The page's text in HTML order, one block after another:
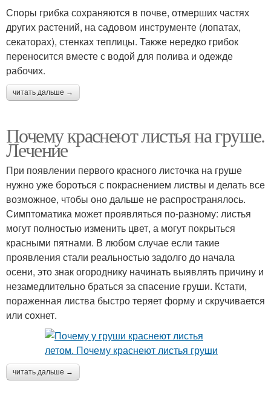
Споры грибка сохраняются в почве, отмерших частях
других растений, на садовом инструменте (лопатах,
секаторах), стенках теплицы. Также нередко грибок
переносится вместе с водой для полива и одежде
рабочих.
читать дальше →
Почему краснеют листья на груше.
Лечение
При появлении первого красного листочка на груше
нужно уже бороться с покраснением листвы и делать все
возможное, чтобы оно дальше не распространялось.
Симптоматика может проявляться по-разному: листья
могут полностью изменить цвет, а могут покрыться
красными пятнами. В любом случае если такие
проявления стали реальностью задолго до начала
осени, это знак огороднику начинать выявлять причину и
незамедлительно браться за спасение груши. Кстати,
пораженная листва быстро теряет форму и скручивается
или сохнет.
читать дальше →